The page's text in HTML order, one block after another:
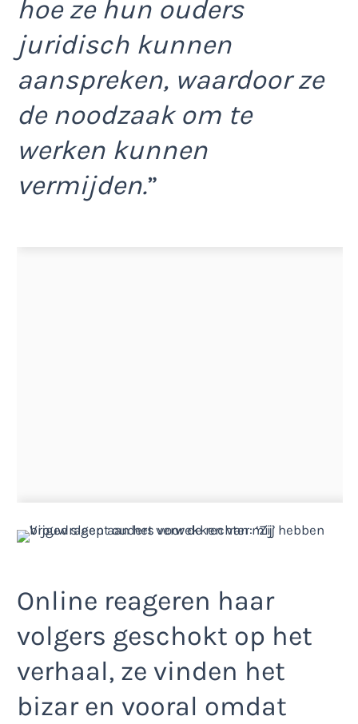
hoe ze hun ouders
juridisch kunnen
aanspreken, waardoor ze
de noodzaak om te
werken kunnen
vermijden.”
Online reageren haar
volgers geschokt op het
verhaal, ze vinden het
bizar en vooral omdat